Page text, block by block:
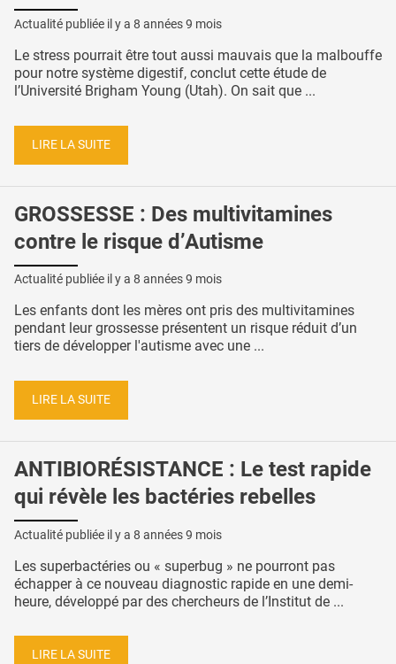
Actualité publiée il y a 8 années 9 mois
Le stress pourrait être tout aussi mauvais que la malbouffe
pour notre système digestif, conclut cette étude de
l’Université Brigham Young (Utah). On sait que ...
LIRE LA SUITE
GROSSESSE : Des multivitamines
contre le risque d’Autisme
Actualité publiée il y a 8 années 9 mois
Les enfants dont les mères ont pris des multivitamines
pendant leur grossesse présentent un risque réduit d’un
tiers de développer l'autisme avec une ...
LIRE LA SUITE
ANTIBIORÉSISTANCE : Le test rapide
qui révèle les bactéries rebelles
Actualité publiée il y a 8 années 9 mois
Les superbactéries ou « superbug » ne pourront pas
échapper à ce nouveau diagnostic rapide en une demi-
heure, développé par des chercheurs de l’Institut de ...
LIRE LA SUITE